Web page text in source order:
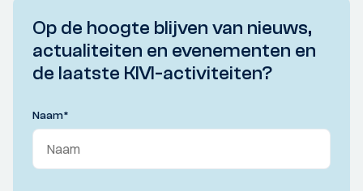
Op de hoogte blijven van nieuws,
actualiteiten en evenementen en
de laatste KIVI-activiteiten?
Naam*